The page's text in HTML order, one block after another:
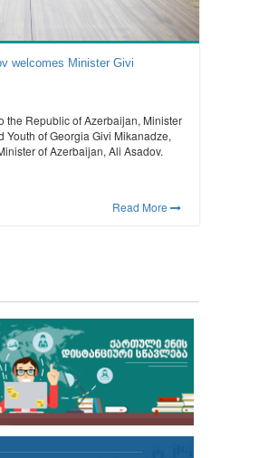
welcomes Minister Givi
the Republic of Azerbaijan, Minister
Youth of Georgia Givi Mikanadze,
of Azerbaijan, Ali Asadov.
Read More